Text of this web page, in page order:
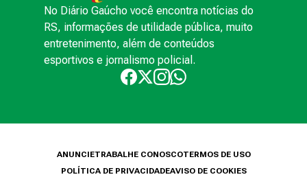
No Diário Gaúcho você encontra notícias do
RS, informações de utilidade pública, muito
entretenimento, além de conteúdos
esportivos e jornalismo policial.
ANUNCIETRABALHE CONOSCOTERMOS DE USO
POLÍTICA DE PRIVACIDADEAVISO DE COOKIES